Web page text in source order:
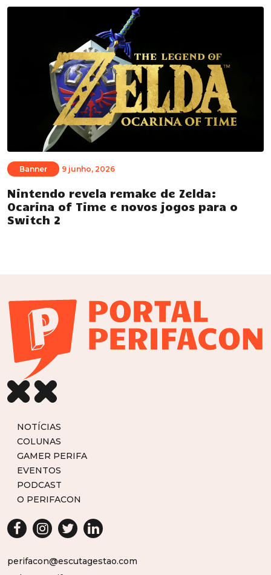
Banner 9 junho, 2026
Nintendo revela remake de Zelda:
Ocarina of Time e novos jogos para o
Switch 2
NOTÍCIAS
COLUNAS
GAMER PERIFA
EVENTOS
PODCAST
O PERIFACON
perifacon@escutagestao.com